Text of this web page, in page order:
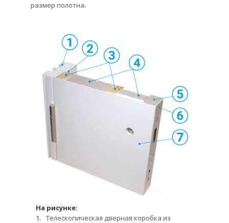
размер полотна.
На рисунке:
Телескопическая дверная коробка из